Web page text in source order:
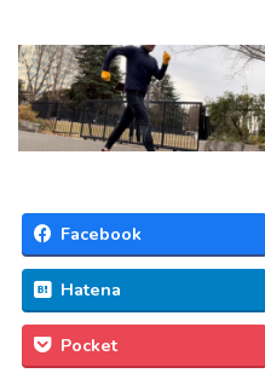
Facebook
Hatena
Pocket